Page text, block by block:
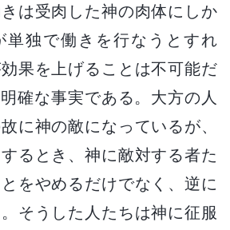
は受肉した神の肉体にしか
単独で働きを行なうとすれ
果を上げることは不可能だ
確な事実である。大方の人
に神の敵になっているが、
るとき、神に敵対する者た
をやめるだけでなく、逆に
そうした人たちは神に征服